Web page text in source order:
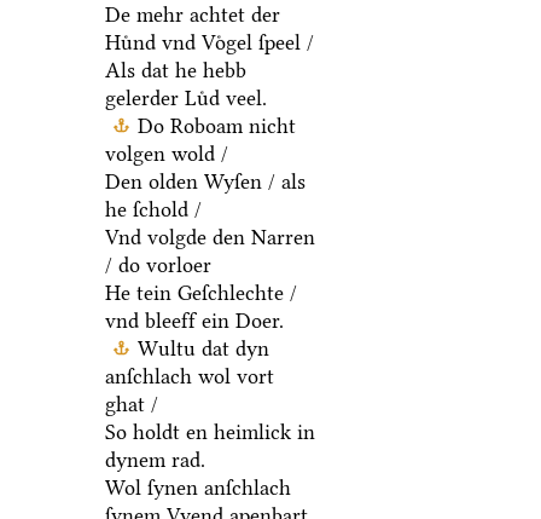
De mehr achtet der
Huͤnd vnd Voͤgel ſpeel /
Als dat he hebb
gelerder Luͤd veel.
Do Roboam nicht
volgen wold /
Den olden Wyſen / als
he ſchold /
Vnd volgde den Narren
/ do vorloer
He tein Geſchlechte /
vnd bleeff ein Doer.
Wultu dat dyn
anſchlach wol vort
ghat /
So holdt en heimlick in
dynem rad.
Wol ſynen anſchlach